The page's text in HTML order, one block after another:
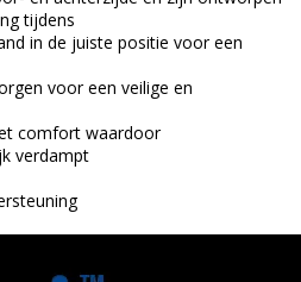
tijdens
in de juiste positie voor een
voor een veilige en
comfort waardoor
verdampt